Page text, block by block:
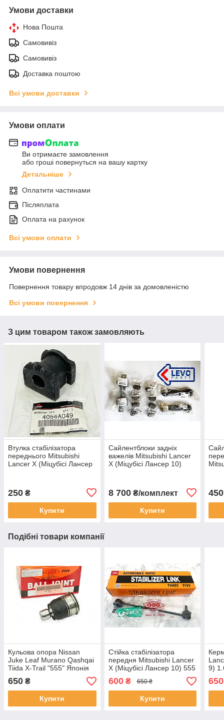
Умови доставки
Нова Пошта
Самовивіз
Самовивіз
Доставка поштою
Всі умови доставки
Умови оплати
Ви отримаєте замовлення
або гроші повернуться на вашу картку
Детальніше
Оплатити частинами
Післяплата
Оплата на рахунок
Всі умови оплати
Умови повернення
Повернення товару впродовж 14 днів за домовленістю
Всі умови повернення
З цим товаром також замовляють
Втулка стабілізатора
переднього Mitsubishi
Lancer X (Міцубісі Лансер
250 ₴
Купити
Сайлентблоки задніх
важелів Mitsubishi Lancer
X (Міцубісі Лансер 10)
8 700₴/комплект
Купити
450
Подібні товари компанії
Кульова опора Nissan
Juke Leaf Murano Qashqai
Tiida X-Trail "555" Японія
SB-4952 54500-1KA0A
650 ₴
Купити
Стійка стабілізатора
передня Mitsubishi Lancer
X (Міцубісі Лансер 10) 555
Японія SL-B010
600₴ 650 ₴
Купити
9)
650